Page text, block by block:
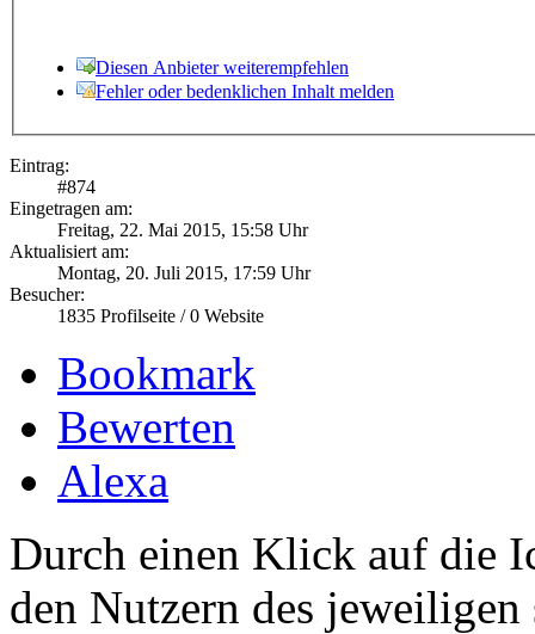
Diesen Anbieter weiterempfehlen
Fehler oder bedenklichen Inhalt melden
Eintrag:
#874
Eingetragen am:
Freitag, 22. Mai 2015, 15:58 Uhr
Aktualisiert am:
Montag, 20. Juli 2015, 17:59 Uhr
Besucher:
1835 Profilseite /0 Website
Bookmark
Bewerten
Alexa
Durch einen Klick auf die
den Nutzern des